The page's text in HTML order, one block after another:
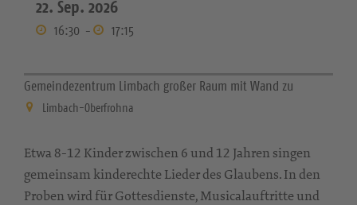
22. Sep. 2026
16:30 - 17:15
Gemeindezentrum Limbach großer Raum mit Wand zu
Limbach-Oberfrohna
Etwa 8-12 Kinder zwischen 6 und 12 Jahren singen
gemeinsam kinderechte Lieder des Glaubens. In den
Proben wird für Gottesdienste, Musicalauftritte und